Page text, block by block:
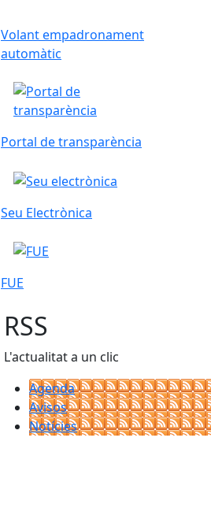
Volant empadronament
automàtic
Portal de transparència
Portal de transparència
Seu Electrònica
Seu Electrònica
FUE
FUE
RSS
L'actualitat a un clic
Agenda
Avisos
Notícies